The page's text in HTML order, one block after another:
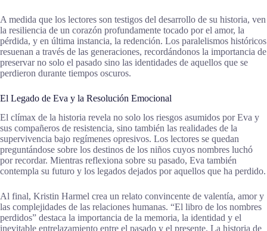
A medida que los lectores son testigos del desarrollo de su historia, ven
la resiliencia de un corazón profundamente tocado por el amor, la
pérdida, y en última instancia, la redención. Los paralelismos históricos
resuenan a través de las generaciones, recordándonos la importancia de
preservar no solo el pasado sino las identidades de aquellos que se
perdieron durante tiempos oscuros.
El Legado de Eva y la Resolución Emocional
El clímax de la historia revela no solo los riesgos asumidos por Eva y
sus compañeros de resistencia, sino también las realidades de la
supervivencia bajo regímenes opresivos. Los lectores se quedan
preguntándose sobre los destinos de los niños cuyos nombres luchó
por recordar. Mientras reflexiona sobre su pasado, Eva también
contempla su futuro y los legados dejados por aquellos que ha perdido.
Al final, Kristin Harmel crea un relato convincente de valentía, amor y
las complejidades de las relaciones humanas. “El libro de los nombres
perdidos” destaca la importancia de la memoria, la identidad y el
inevitable entrelazamiento entre el pasado y el presente. La historia de